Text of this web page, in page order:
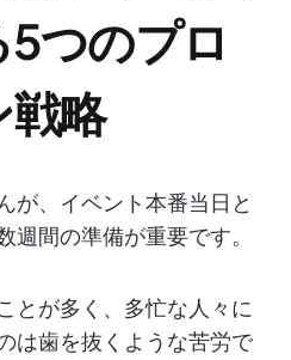
つのプロ
戦略
が、イベント本番当日と
週間の準備が重要です。
とが多く、多忙な人々に
は歯を抜くような苦労で